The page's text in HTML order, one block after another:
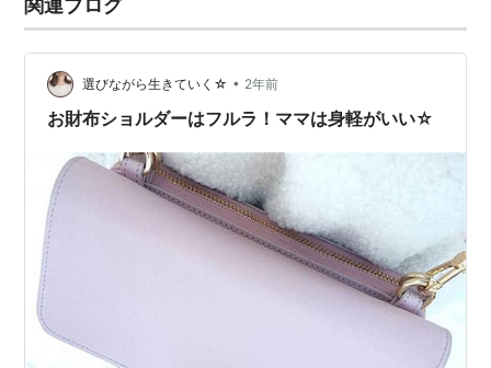
関連ブログ
選びながら生きていく☆ • 2年前
お財布ショルダーはフルラ！ママは身軽がいい☆